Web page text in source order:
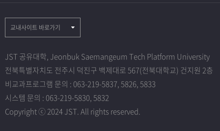
JST 공유대학, Jeonbuk Saemangeum Tech Platform University
전북특별자치도 전주시 덕진구 백제대로 567(전북대학교) 건지원 2층
비교과프로그램 문의 : 063-219-5837, 5826, 5833
시스템 문의 : 063-219-5830, 5832
Copyright ⓒ 2024 JST. All rights reserved.
교내사이트 바로가기